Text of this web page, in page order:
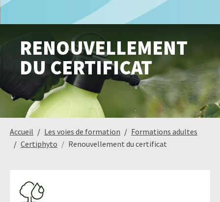
jardins
Infos pratiques
Taxe
Actualités
RENOUVELLEMENT
DU CERTIFICAT
Accueil Les voies de formation
Formations adultes
Certiphyto
Renouvellement du certificat